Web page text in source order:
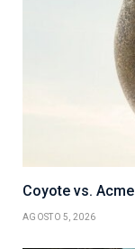
Coyote vs. Acme
AGOSTO 5, 2026